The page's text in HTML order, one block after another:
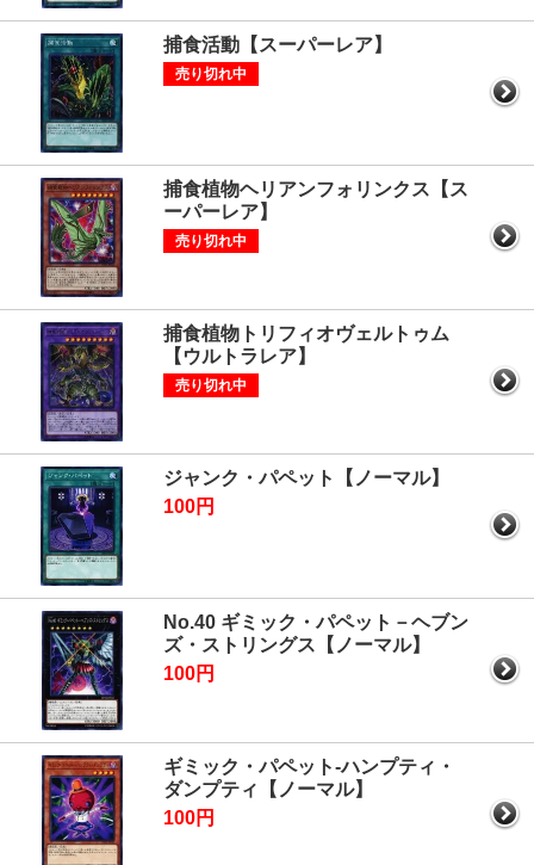
捕食活動【スーパーレア】
売り切れ中
捕食植物ヘリアンフォリンクス【ス
ーパーレア】
売り切れ中
捕食植物トリフィオヴェルトゥム
【ウルトラレア】
売り切れ中
ジャンク・パペット【ノーマル】
100円
No.40 ギミック・パペット－ヘブン
ズ・ストリングス【ノーマル】
100円
ギミック・パペット-ハンプティ・
ダンプティ【ノーマル】
100円